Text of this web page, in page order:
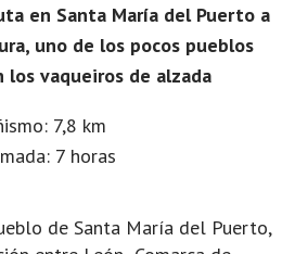
en Santa María del Puerto a
uno de los pocos pueblos
vaqueiros de alzada
7,8 km
7 horas
de Santa María del Puerto,